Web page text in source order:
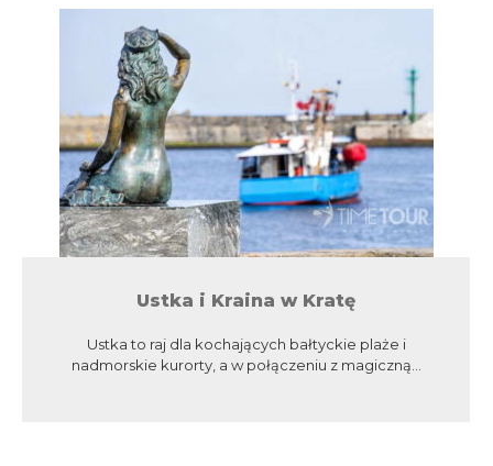
Ustka i Kraina w Kratę
Ustka to raj dla kochających bałtyckie plaże i
nadmorskie kurorty, a w połączeniu z magiczną...